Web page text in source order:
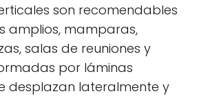
son recomendables
amplios, mamparas,
salas de reuniones y
por láminas
desplazan lateralmente y